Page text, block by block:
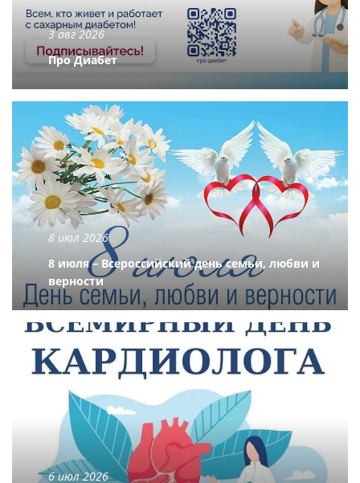
3 авг 2026
Про Диабет
8 июл 2026
8 июля – Всероссийский день семьи, любви и
верности
6 июл 2026